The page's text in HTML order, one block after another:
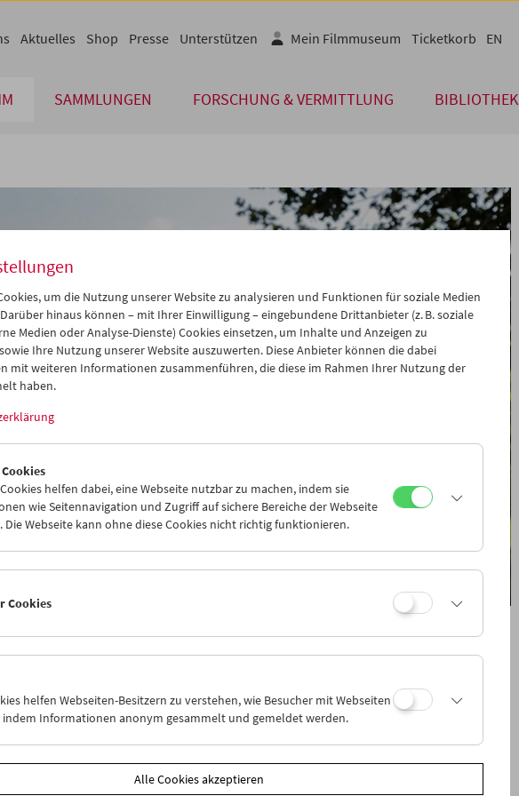
SAMMLUNGEN FORSCHUNG & VERMITTLUNG BIBLIOTHEK
Aktuelles Shop Presse Unterstützen Mein Filmmuseum Ticketkorb EN
Europe zu Gast
auswählten und im Filmmuseum präsentieren. 2026 fiel die Wahl auf zwei
um die Nutzung unserer Website zu analysieren und Funktionen für soziale Medien
hinaus können – mit Ihrer Einwilligung – eingebundene Drittanbieter (z. B. soziale
Medien oder Analyse-Dienste) Cookies einsetzen, um Inhalte und Anzeigen zu
Ihre Nutzung unserer Website auszuwerten. Diese Anbieter können die dabei
mit weiteren Informationen zusammenführen, die diese im Rahmen Ihrer Nutzung der
haben.
helfen dabei, eine Webseite nutzbar zu machen, indem sie
wie Seitennavigation und Zugriff auf sichere Bereiche der Webseite
Die Webseite kann ohne diese Cookies nicht richtig funktionieren.
Cookies
helfen Webseiten-Besitzern zu verstehen, wie Besucher mit Webseiten
indem Informationen anonym gesammelt und gemeldet werden.
Alle Cookies akzeptieren